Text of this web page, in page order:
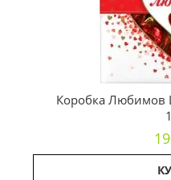
Коробка Любимов